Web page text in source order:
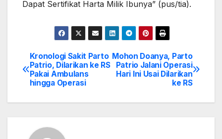
Dapat Sertifikat Harta Milik Ibunya” (pus/tia).
Post
navigation
Mohon Doanya, Parto
Patrio Jalani Operasi
Hari Ini Usai Dilarikan
ke RS
Kronologi Sakit Parto
Patrio, Dilarikan ke RS
Pakai Ambulans
hingga Operasi